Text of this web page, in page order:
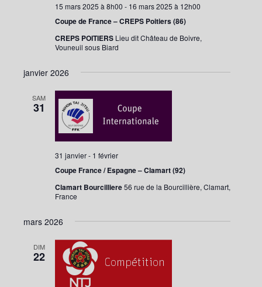
Coupe de France – CREPS Poitiers (86)
15 mars 2025 à 8h00 - 16 mars 2025 à 12h00
CREPS POITIERS Lieu dit Château de Boivre,
Vouneuil sous Biard
janvier 2026
SAM
31
Coupe France / Espagne – Clamart (92)
31 janvier- 1 février
Clamart Bourcilliere56 rue de la Bourcillière, Clamart,
France
mars 2026
DIM
22